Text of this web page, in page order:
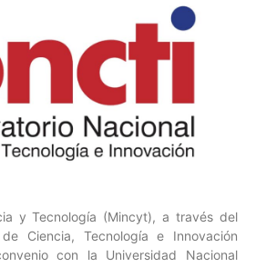
y Tecnología (Mincyt), a través del
Ciencia, Tecnología e Innovación
con la Universidad Nacional